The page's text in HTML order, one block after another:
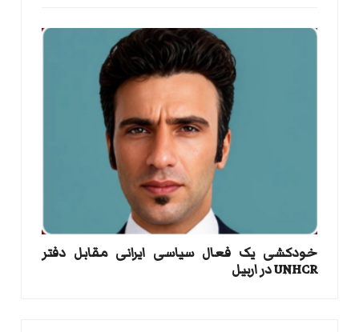
خودکشی یک فعال سیاسی ایرانی مقابل دفتر
UNHCR در اربیل